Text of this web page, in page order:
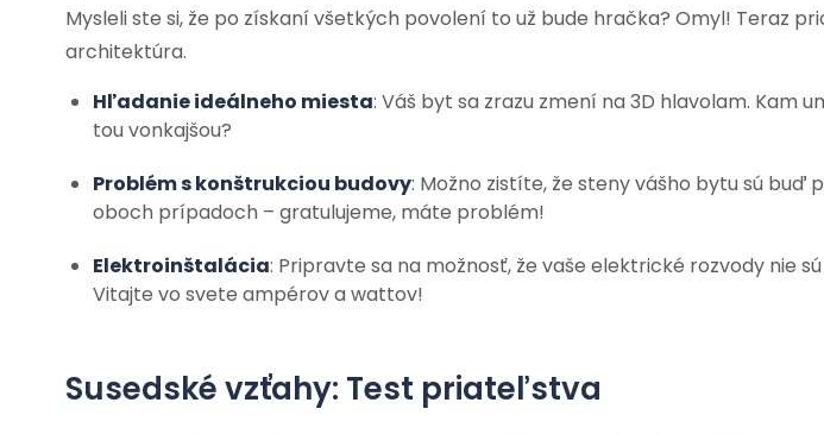
Mysleli ste si, že po získaní všetkých povolení to už bude hračka? Omyl! Teraz
architektúra.
Hľadanie ideálneho miesta: Váš byt sa zrazu zmení na 3D hlavolam. Kam
tou vonkajšou?
Problém s konštrukciou budovy: Možno zistíte, že steny vášho bytu sú buď
oboch prípadoch – gratulujeme, máte problém!
Elektroinštalácia: Pripravte sa na možnosť, že vaše elektrické rozvody nie
Vitajte vo svete ampérov a wattov!
Susedské vzťahy: Test priateľstva